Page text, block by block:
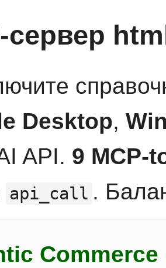
сервер
Desktop,
API. 9 MCP-
api_call .
Commerce